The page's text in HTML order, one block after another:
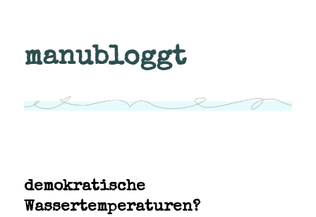
manubloggt
demokratische
Wassertemperaturen?